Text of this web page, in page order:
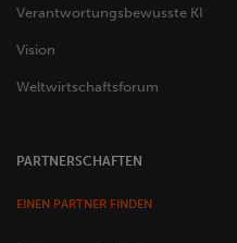
Verantwortungsbewusste KI
Vision
Weltwirtschaftsforum
PARTNERSCHAFTEN
EINEN PARTNER FINDEN